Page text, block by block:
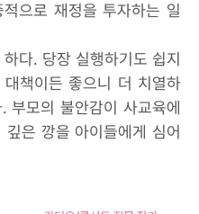
으로 재정을 투자하는 일
다. 당장 실행하기도 쉽지
책이든 좋으니 더 치열하
부모의 불안감이 사교육에
은 깡을 아이들에게 심어